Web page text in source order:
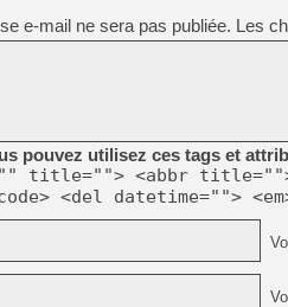
e-mail ne sera pas publiée. Les
pouvez utilisez ces tags et
title=""> <abbr title="">
<del datetime="">